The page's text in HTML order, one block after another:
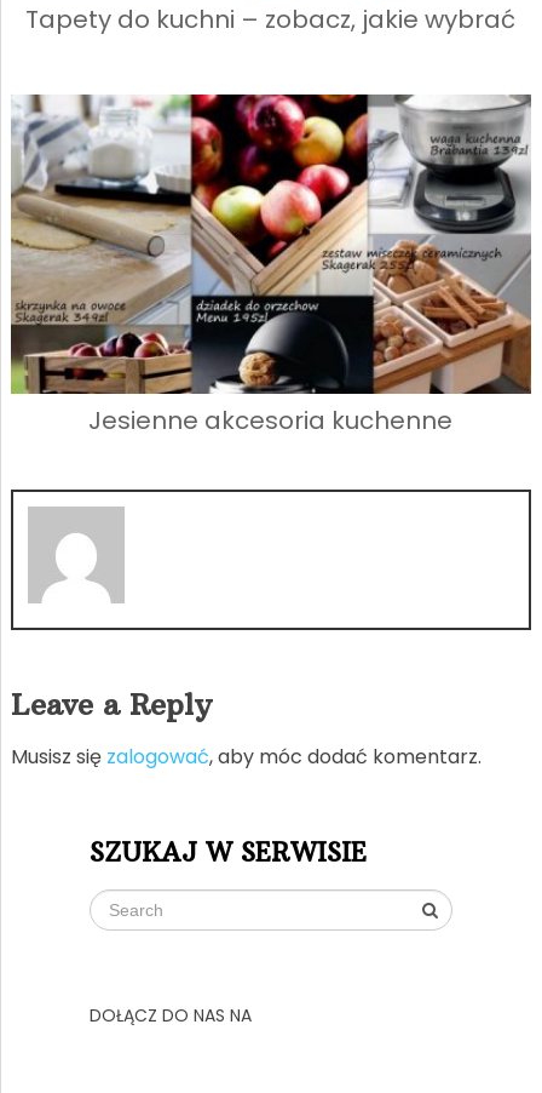
Tapety do kuchni – zobacz, jakie wybrać
Jesienne akcesoria kuchenne
Leave a Reply
Musisz się zalogować, aby móc dodać komentarz.
SZUKAJ W SERWISIE
DOŁĄCZ DO NAS NA